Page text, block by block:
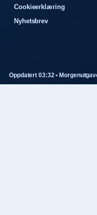
Cookieerklæring
Nyhetsbrev
Oppdatert 03:32 •